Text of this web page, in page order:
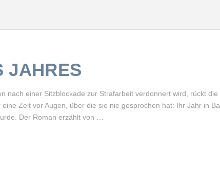
JAHRES
nach einer Sitzblockade zur Strafarbeit verdonnert wird, rückt
Zeit vor Augen, über die sie nie gesprochen hat: Ihr Jahr in
Der Roman erzählt von …